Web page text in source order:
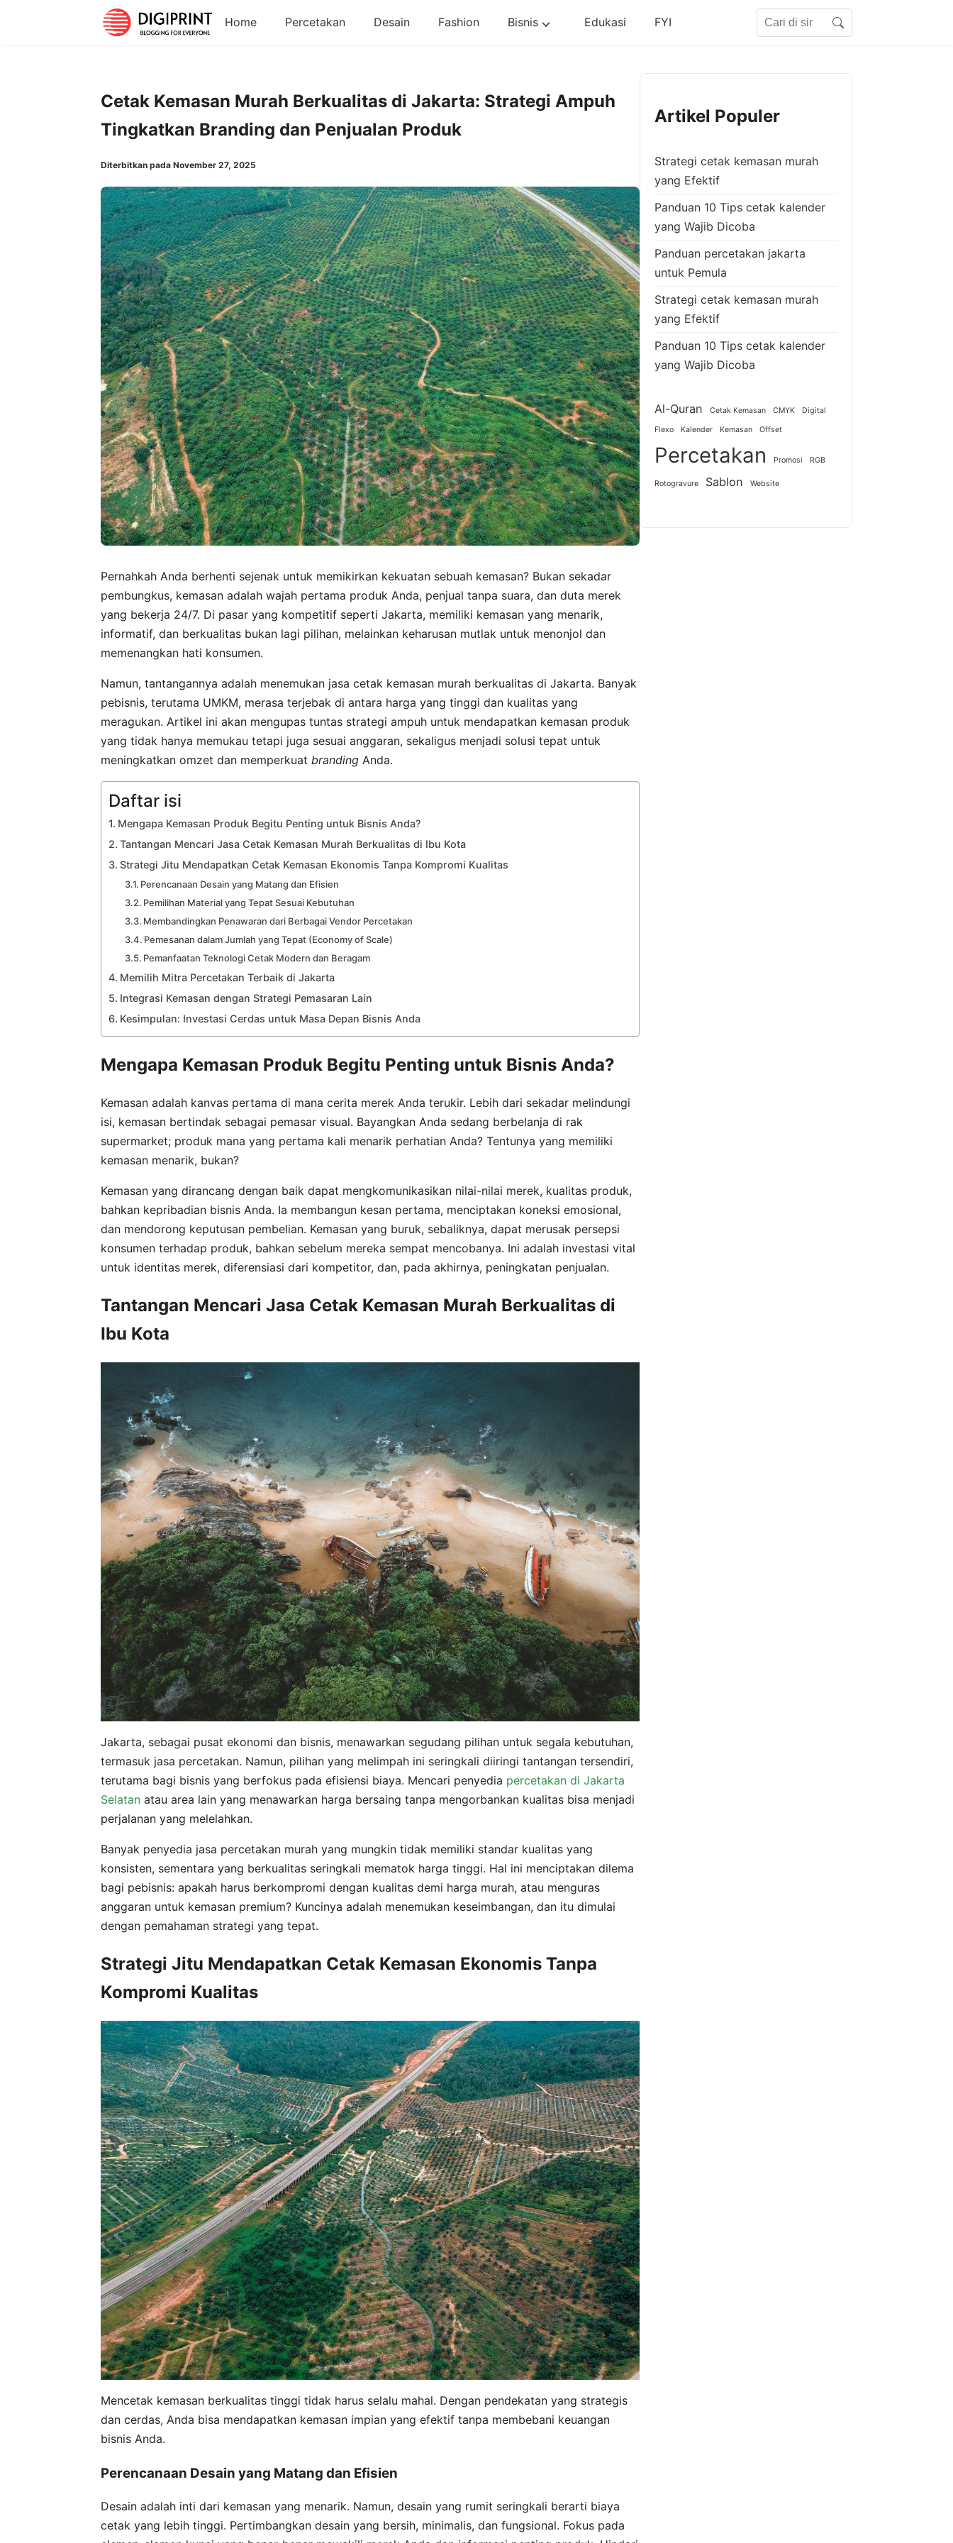
Home Percetakan Desain Fashion Bisnis Edukasi FYI Search
Cetak Kemasan Murah Berkualitas di Jakarta: Strategi Ampuh
Tingkatkan Branding dan Penjualan Produk
Diterbitkan pada November 27, 2025
Pernahkah Anda berhenti sejenak untuk memikirkan kekuatan sebuah kemasan? Bukan sekadar
pembungkus, kemasan adalah wajah pertama produk Anda, penjual tanpa suara, dan duta merek
yang bekerja 24/7. Di pasar yang kompetitif seperti Jakarta, memiliki kemasan yang menarik,
informatif, dan berkualitas bukan lagi pilihan, melainkan keharusan mutlak untuk menonjol dan
memenangkan hati konsumen.
Namun, tantangannya adalah menemukan jasa cetak kemasan murah berkualitas di Jakarta. Banyak
pebisnis, terutama UMKM, merasa terjebak di antara harga yang tinggi dan kualitas yang
meragukan. Artikel ini akan mengupas tuntas strategi ampuh untuk mendapatkan kemasan produk
yang tidak hanya memukau tetapi juga sesuai anggaran, sekaligus menjadi solusi tepat untuk
meningkatkan omzet dan memperkuat branding Anda.
Daftar isi
Mengapa Kemasan Produk Begitu Penting untuk Bisnis Anda?
Tantangan Mencari Jasa Cetak Kemasan Murah Berkualitas di Ibu Kota
Strategi Jitu Mendapatkan Cetak Kemasan Ekonomis Tanpa Kompromi Kualitas
Perencanaan Desain yang Matang dan Efisien
Pemilihan Material yang Tepat Sesuai Kebutuhan
Membandingkan Penawaran dari Berbagai Vendor Percetakan
Pemesanan dalam Jumlah yang Tepat (Economy of Scale)
Pemanfaatan Teknologi Cetak Modern dan Beragam
Memilih Mitra Percetakan Terbaik di Jakarta
Integrasi Kemasan dengan Strategi Pemasaran Lain
Kesimpulan: Investasi Cerdas untuk Masa Depan Bisnis Anda
Mengapa Kemasan Produk Begitu Penting untuk Bisnis Anda?
Kemasan adalah kanvas pertama di mana cerita merek Anda terukir. Lebih dari sekadar melindungi
isi, kemasan bertindak sebagai pemasar visual. Bayangkan Anda sedang berbelanja di rak
supermarket; produk mana yang pertama kali menarik perhatian Anda? Tentunya yang memiliki
kemasan menarik, bukan?
Kemasan yang dirancang dengan baik dapat mengkomunikasikan nilai-nilai merek, kualitas produk,
bahkan kepribadian bisnis Anda. Ia membangun kesan pertama, menciptakan koneksi emosional,
dan mendorong keputusan pembelian. Kemasan yang buruk, sebaliknya, dapat merusak persepsi
konsumen terhadap produk, bahkan sebelum mereka sempat mencobanya. Ini adalah investasi vital
untuk identitas merek, diferensiasi dari kompetitor, dan, pada akhirnya, peningkatan penjualan.
Tantangan Mencari Jasa Cetak Kemasan Murah Berkualitas di
Ibu Kota
Jakarta, sebagai pusat ekonomi dan bisnis, menawarkan segudang pilihan untuk segala kebutuhan,
termasuk jasa percetakan. Namun, pilihan yang melimpah ini seringkali diiringi tantangan tersendiri,
terutama bagi bisnis yang berfokus pada efisiensi biaya. Mencari penyedia percetakan di Jakarta
Selatan atau area lain yang menawarkan harga bersaing tanpa mengorbankan kualitas bisa menjadi
perjalanan yang melelahkan.
Banyak penyedia jasa percetakan murah yang mungkin tidak memiliki standar kualitas yang
konsisten, sementara yang berkualitas seringkali mematok harga tinggi. Hal ini menciptakan dilema
bagi pebisnis: apakah harus berkompromi dengan kualitas demi harga murah, atau menguras
anggaran untuk kemasan premium? Kuncinya adalah menemukan keseimbangan, dan itu dimulai
dengan pemahaman strategi yang tepat.
Strategi Jitu Mendapatkan Cetak Kemasan Ekonomis Tanpa
Kompromi Kualitas
Mencetak kemasan berkualitas tinggi tidak harus selalu mahal. Dengan pendekatan yang strategis
dan cerdas, Anda bisa mendapatkan kemasan impian yang efektif tanpa membebani keuangan
bisnis Anda.
Perencanaan Desain yang Matang dan Efisien
Desain adalah inti dari kemasan yang menarik. Namun, desain yang rumit seringkali berarti biaya
cetak yang lebih tinggi. Pertimbangkan desain yang bersih, minimalis, dan fungsional. Fokus pada
Artikel Populer
Strategi cetak kemasan murah
yang Efektif
Panduan 10 Tips cetak kalender
yang Wajib Dicoba
Panduan percetakan jakarta
untuk Pemula
Strategi cetak kemasan murah
yang Efektif
Panduan 10 Tips cetak kalender
yang Wajib Dicoba
Al-Quran Cetak Kemasan CMYK Digital
Flexo Kalender Kemasan Offset
Percetakan Promosi RGB
Rotogravure Sablon Website